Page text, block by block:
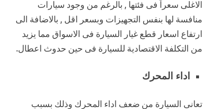
الاغلى سعراً فى فئتها , بالرغم من وجود سيارات
منافسة لها بنفس التجهيزات وبسعر اقل , بالاضافة الى
ارتفاع اسعار قطع غيار السيارة فى الاسواق مما يزيد
من التكلفة الاقتصادية للسيارة فى حين حدوث اعطال.
اداء المحرك
تعانى السيارة من ضعف اداء المحرك وذلك بسبب